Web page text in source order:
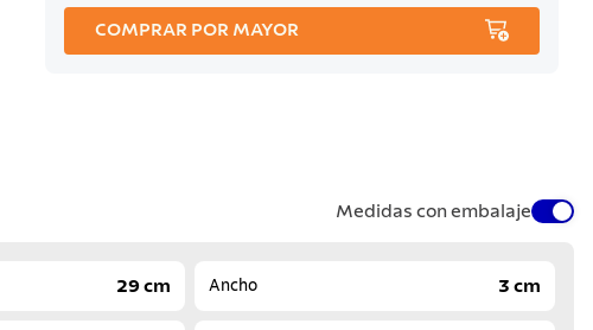
COMPRAR POR MAYOR
Medidas con embalaje
29 cm Ancho 3 cm